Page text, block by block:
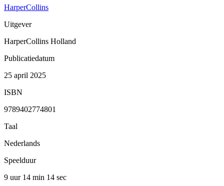
HarperCollins
Uitgever
HarperCollins Holland
Publicatiedatum
25 april 2025
ISBN
9789402774801
Taal
Nederlands
Speelduur
9 uur 14 min 14 sec